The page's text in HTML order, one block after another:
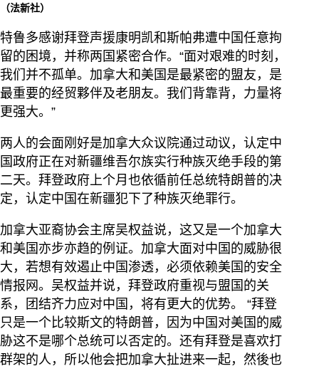
（法新社）
特鲁多感谢拜登声援康明凯和斯帕弗遭中国任意拘
留的困境，并称两国紧密合作。“面对艰难的时刻，
我们并不孤单。加拿大和美国是最紧密的盟友，是
最重要的经贸夥伴及老朋友。我们背靠背，力量将
更强大。”
两人的会面刚好是加拿大众议院通过动议，认定中
国政府正在对新疆维吾尔族实行种族灭绝手段的第
二天。拜登政府上个月也依循前任总统特朗普的决
定，认定中国在新疆犯下了种族灭绝罪行。
加拿大亚裔协会主席吴权益说，这又是一个加拿大
和美国亦步亦趋的例证。加拿大面对中国的威胁很
大，若想有效遏止中国渗透，必须依赖美国的安全
情报网。吴权益并说，拜登政府重视与盟国的关
系，团结齐力应对中国，将有更大的优势。 “拜登
只是一个比较斯文的特朗普，因为中国对美国的威
胁这不是哪个总统可以否定的。还有拜登是喜欢打
群架的人，所以他会把加拿大扯进来一起，然後也